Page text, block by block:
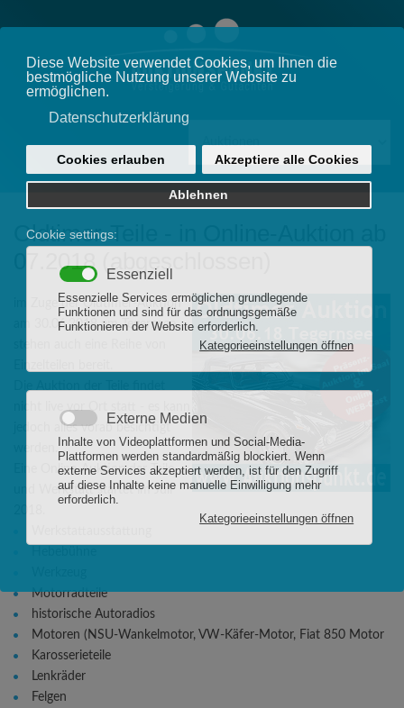
Oldtimer-Teile - in Online-Auktion ab
07.2018 (abgeschlossen)
im Zuge der Oldtimer-Auktion
am 30.06.2018 am Tegernsee
nicht live vor Ort statt - es kann
jedoch alles vorab besichtigt
Eine Online-Auktion der Teile
und Werkstatt startet im Juli
Motorradteile
historische Autoradios
Motoren (NSU-Wankelmotor, VW-Käfer-Motor, Fiat 850 Motor
Karosserieteile
Lenkräder
Felgen